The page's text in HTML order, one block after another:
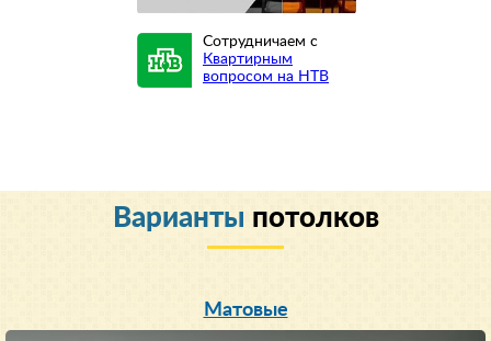
Сотрудничаем с
Квартирным
вопросом на НТВ
Варианты потолков
Матовые